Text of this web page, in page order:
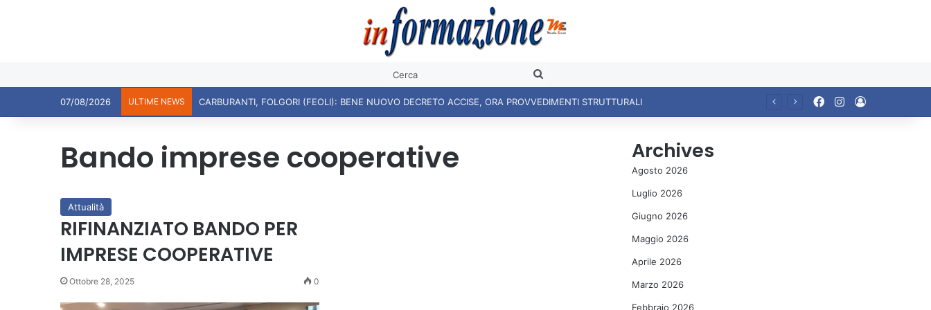
07/08/2026 ULTIME NEWS CARBURANTI, FOLGORI (FEOLI): BENE NUOVO DECRETO ACCISE, ORA PROVVEDIMENTI STRUTTURALI FacebookInstagram
Bando imprese cooperative
Attualità
RIFINANZIATO BANDO PER
IMPRESE COOPERATIVE
Ottobre 28, 2025 0
Archives
Agosto 2026
Luglio 2026
Giugno 2026
Maggio 2026
Aprile 2026
Marzo 2026
Febbraio 2026